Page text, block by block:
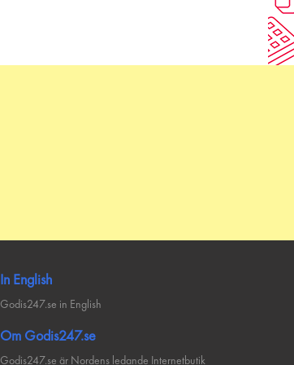
In English
Godis247.se in English
Om Godis247.se
Godis247.se är Nordens ledande Internetbutik